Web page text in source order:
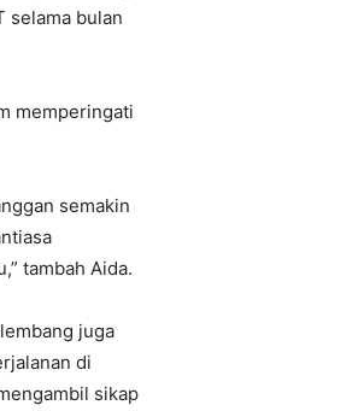
selama bulan
semakin
tambah Aida.
juga
di
sikap